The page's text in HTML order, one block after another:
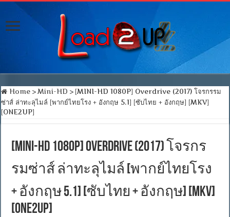
Home > Mini-HD > [MINI-HD 1080P] Overdrive (2017) โจรกรรม
ซ่าส์ ล่าทะลุไมล์ [พากย์ไทยโรง + อังกฤษ 5.1] [ซับไทย + อังกฤษ] [MKV]
[ONE2UP]
[MINI-HD 1080P] Overdrive (2017) โจรกร
รมซ่าส์ ล่าทะลุไมล์ [พากย์ไทยโรง
+ อังกฤษ 5.1] [ซับไทย + อังกฤษ] [MKV]
[ONE2UP]